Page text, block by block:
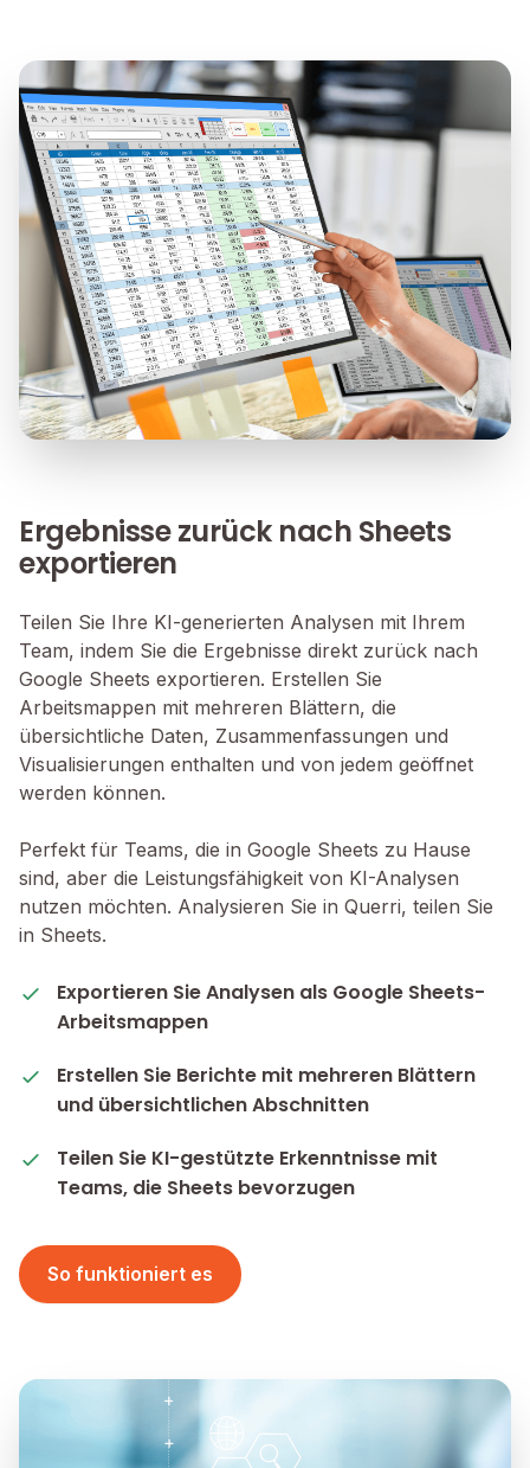
Ergebnisse zurück nach Sheets
exportieren
Teilen Sie Ihre KI-generierten Analysen mit Ihrem
Team, indem Sie die Ergebnisse direkt zurück nach
Google Sheets exportieren. Erstellen Sie
Arbeitsmappen mit mehreren Blättern, die
übersichtliche Daten, Zusammenfassungen und
Visualisierungen enthalten und von jedem geöffnet
werden können.
Perfekt für Teams, die in Google Sheets zu Hause
sind, aber die Leistungsfähigkeit von KI-Analysen
nutzen möchten. Analysieren Sie in Querri, teilen Sie
in Sheets.
Exportieren Sie Analysen als Google Sheets-
Arbeitsmappen
Erstellen Sie Berichte mit mehreren Blättern
und übersichtlichen Abschnitten
Teilen Sie KI-gestützte Erkenntnisse mit
Teams, die Sheets bevorzugen
So funktioniert es